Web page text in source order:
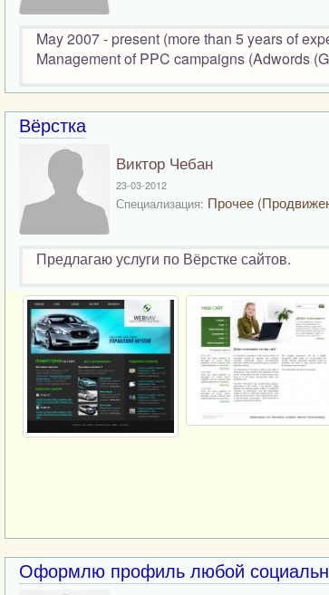
May 2007 - present (more than 5 years of
Management of PPC campaigns (Adwords
Вёрстка
Виктор Чебан
23-03-2012
Специализация: Прочее
Предлагаю услуги по Вёрстке сайтов.
Оформлю профиль любой